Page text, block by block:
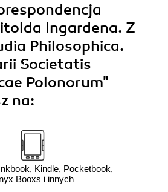
Ingardena. Z
Philosophica.
Societatis
Polonorum"
na:
Kindle, Pocketbook,
Booxs i innych